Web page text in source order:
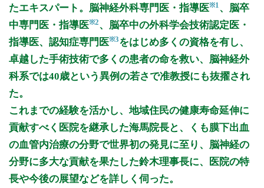
>>病院なびで医療機関の詳細を見る
公式HPはこちら
たエキスパート。脳神経外科専門医・指導医※1、脳卒
中専門医・指導医※2、脳卒中の外科学会技術認定医・
指導医、認知症専門医※3をはじめ多くの資格を有し、
卓越した手術技術で多くの患者の命を救い、脳神経外
科系では40歳という異例の若さで准教授にも抜擢され
た。
これまでの経験を活かし、地域住民の健康寿命延伸に
貢献すべく医院を継承した海馬院長と、くも膜下出血
の血管内治療の分野で世界初の発見に至り、脳神経の
分野に多大な貢献を果たした鈴木理事長に、医院の特
長や今後の展望などを詳しく伺った。